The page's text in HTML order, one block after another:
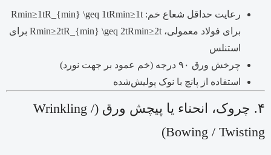
رعایت حداقل شعاع خم: Rmin≥1tR_{min} \geq 1tRmin≥1t
برای فولاد معمولی،
Rmin≥2tR_{min} \geq 2tRmin≥2t
برای
استنلس
چرخش ورق ۹۰ درجه (خم عمود بر جهت نورد)
استفاده از پانچ با نوک پولیش‌شده
۴. چروک، انحناء یا پیچش ورق (Wrinkling /
Bowing / Twisting)